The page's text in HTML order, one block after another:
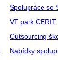
Spolupráce se
VT park CERIT
Outsourcing
Nabídky